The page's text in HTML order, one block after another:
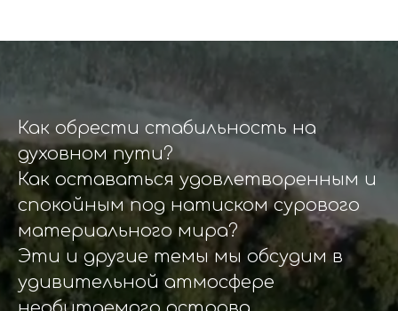
Как обрести стабильность на
духовном пути?
Как оставаться удовлетворенным и
спокойным под натиском сурового
материального мира?
Эти и другие темы мы обсудим в
удивительной атмосфере